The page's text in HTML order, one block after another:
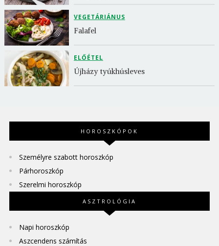
VEGETÁRIÁNUS
Falafel
ELŐÉTEL
Újházy tyúkhúsleves
HOROSZKÓPOK
Személyre szabott horoszkóp
Párhoroszkóp
Szerelmi horoszkóp
ASZTROLÓGIA
Napi horoszkóp
Aszcendens számítás